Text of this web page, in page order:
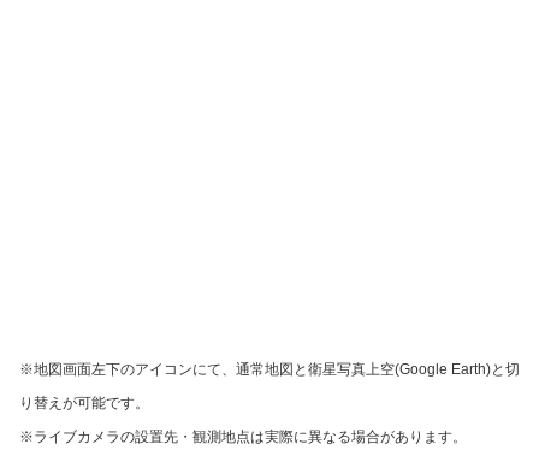
※地図画面左下のアイコンにて、通常地図と衛星写真上空(Google Earth)と切
り替えが可能です。
※ライブカメラの設置先・観測地点は実際に異なる場合があります。